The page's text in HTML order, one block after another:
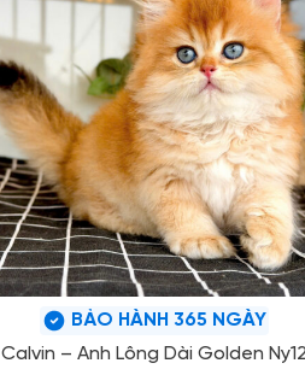
BẢO HÀNH 365 NGÀY
Calvin – Anh Lông Dài Golden Ny12